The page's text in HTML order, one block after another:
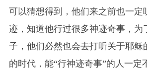
可以猜想得到，他们来之前也一定
迹，知道他行过很多神迹奇事，为
子，他们必然也会去打听关于耶稣
的时代，能“行神迹奇事”的人一